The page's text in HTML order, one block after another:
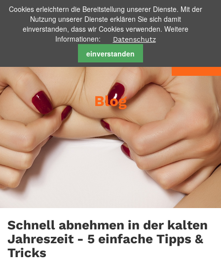
Cookies erleichtern die Bereitstellung unserer Dienste. Mit der
Nutzung unserer Dienste erklären Sie sich damit
einverstanden, dass wir Cookies verwenden. Weitere
Informationen:
Datenschutz
einverstanden
Blog
Schnell abnehmen in der kalten
Jahreszeit - 5 einfache Tipps &
Tricks